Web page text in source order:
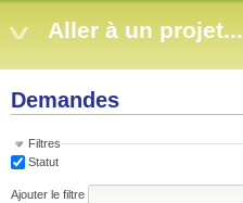
Aller à un projet...
Demandes
Filtres
Statut
Ajouter le filtre